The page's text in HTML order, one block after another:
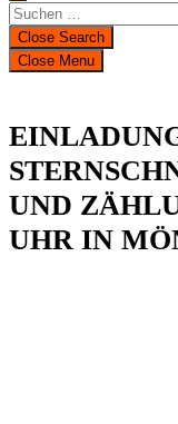
Suchen
nach:
Close Search
Close Menu
UND
UHR IN